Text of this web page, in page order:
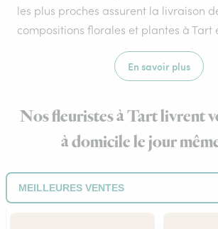
les plus proches assurent la livraison
compositions florales et plantes à Tart
En savoir plus
Nos fleuristes à Tart livrent
à domicile le jour